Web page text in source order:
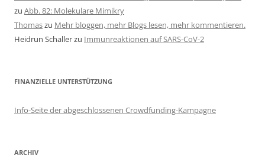
zu Abb. 82: Molekulare Mimikry
Thomaszu Mehr bloggen, mehr Blogs lesen, mehr kommentieren.
Heidrun Schallerzu Immunreaktionen auf SARS-CoV-2
FINANZIELLE UNTERSTÜTZUNG
Info-Seite der abgeschlossenen Crowdfunding-Kampagne
ARCHIV